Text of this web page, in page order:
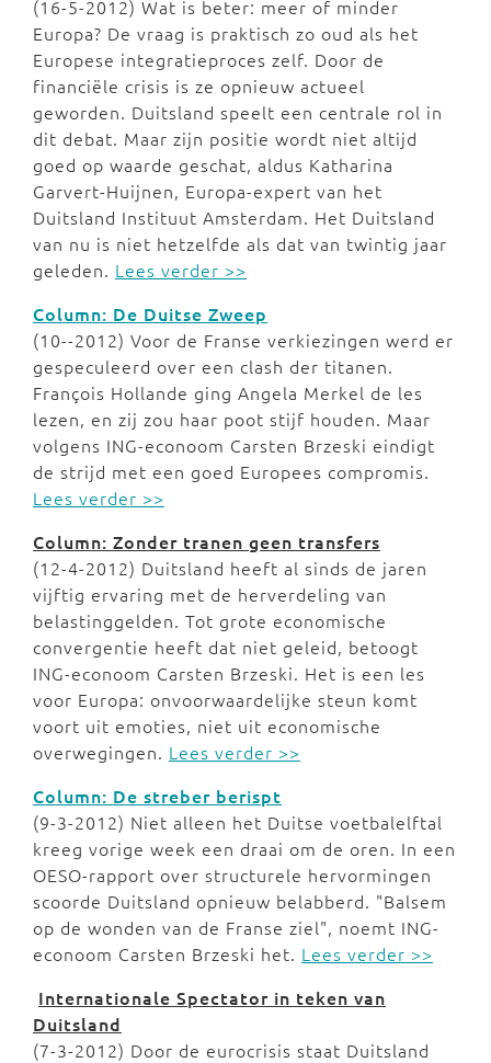
(16-5-2012) Wat is beter: meer of minder
Europa? De vraag is praktisch zo oud als het
Europese integratieproces zelf. Door de
financiële crisis is ze opnieuw actueel
geworden. Duitsland speelt een centrale rol in
dit debat. Maar zijn positie wordt niet altijd
goed op waarde geschat, aldus Katharina
Garvert-Huijnen, Europa-expert van het
Duitsland Instituut Amsterdam. Het Duitsland
van nu is niet hetzelfde als dat van twintig jaar
geleden. Lees verder >>
Column: De Duitse Zweep
(10--2012) Voor de Franse verkiezingen werd er
gespeculeerd over een clash der titanen.
François Hollande ging Angela Merkel de les
lezen, en zij zou haar poot stijf houden. Maar
volgens ING-econoom Carsten Brzeski eindigt
de strijd met een goed Europees compromis.
Lees verder >>
Column: Zonder tranen geen transfers
(12-4-2012) Duitsland heeft al sinds de jaren
vijftig ervaring met de herverdeling van
belastinggelden. Tot grote economische
convergentie heeft dat niet geleid, betoogt
ING-econoom Carsten Brzeski. Het is een les
voor Europa: onvoorwaardelijke steun komt
voort uit emoties, niet uit economische
overwegingen. Lees verder >>
Column: De streber berispt
(9-3-2012) Niet alleen het Duitse voetbalelftal
kreeg vorige week een draai om de oren. In een
OESO-rapport over structurele hervormingen
scoorde Duitsland opnieuw belabberd. "Balsem
op de wonden van de Franse ziel", noemt ING-
econoom Carsten Brzeski het. Lees verder >>
Internationale Spectator in teken van
Duitsland
(7-3-2012) Door de eurocrisis staat Duitsland